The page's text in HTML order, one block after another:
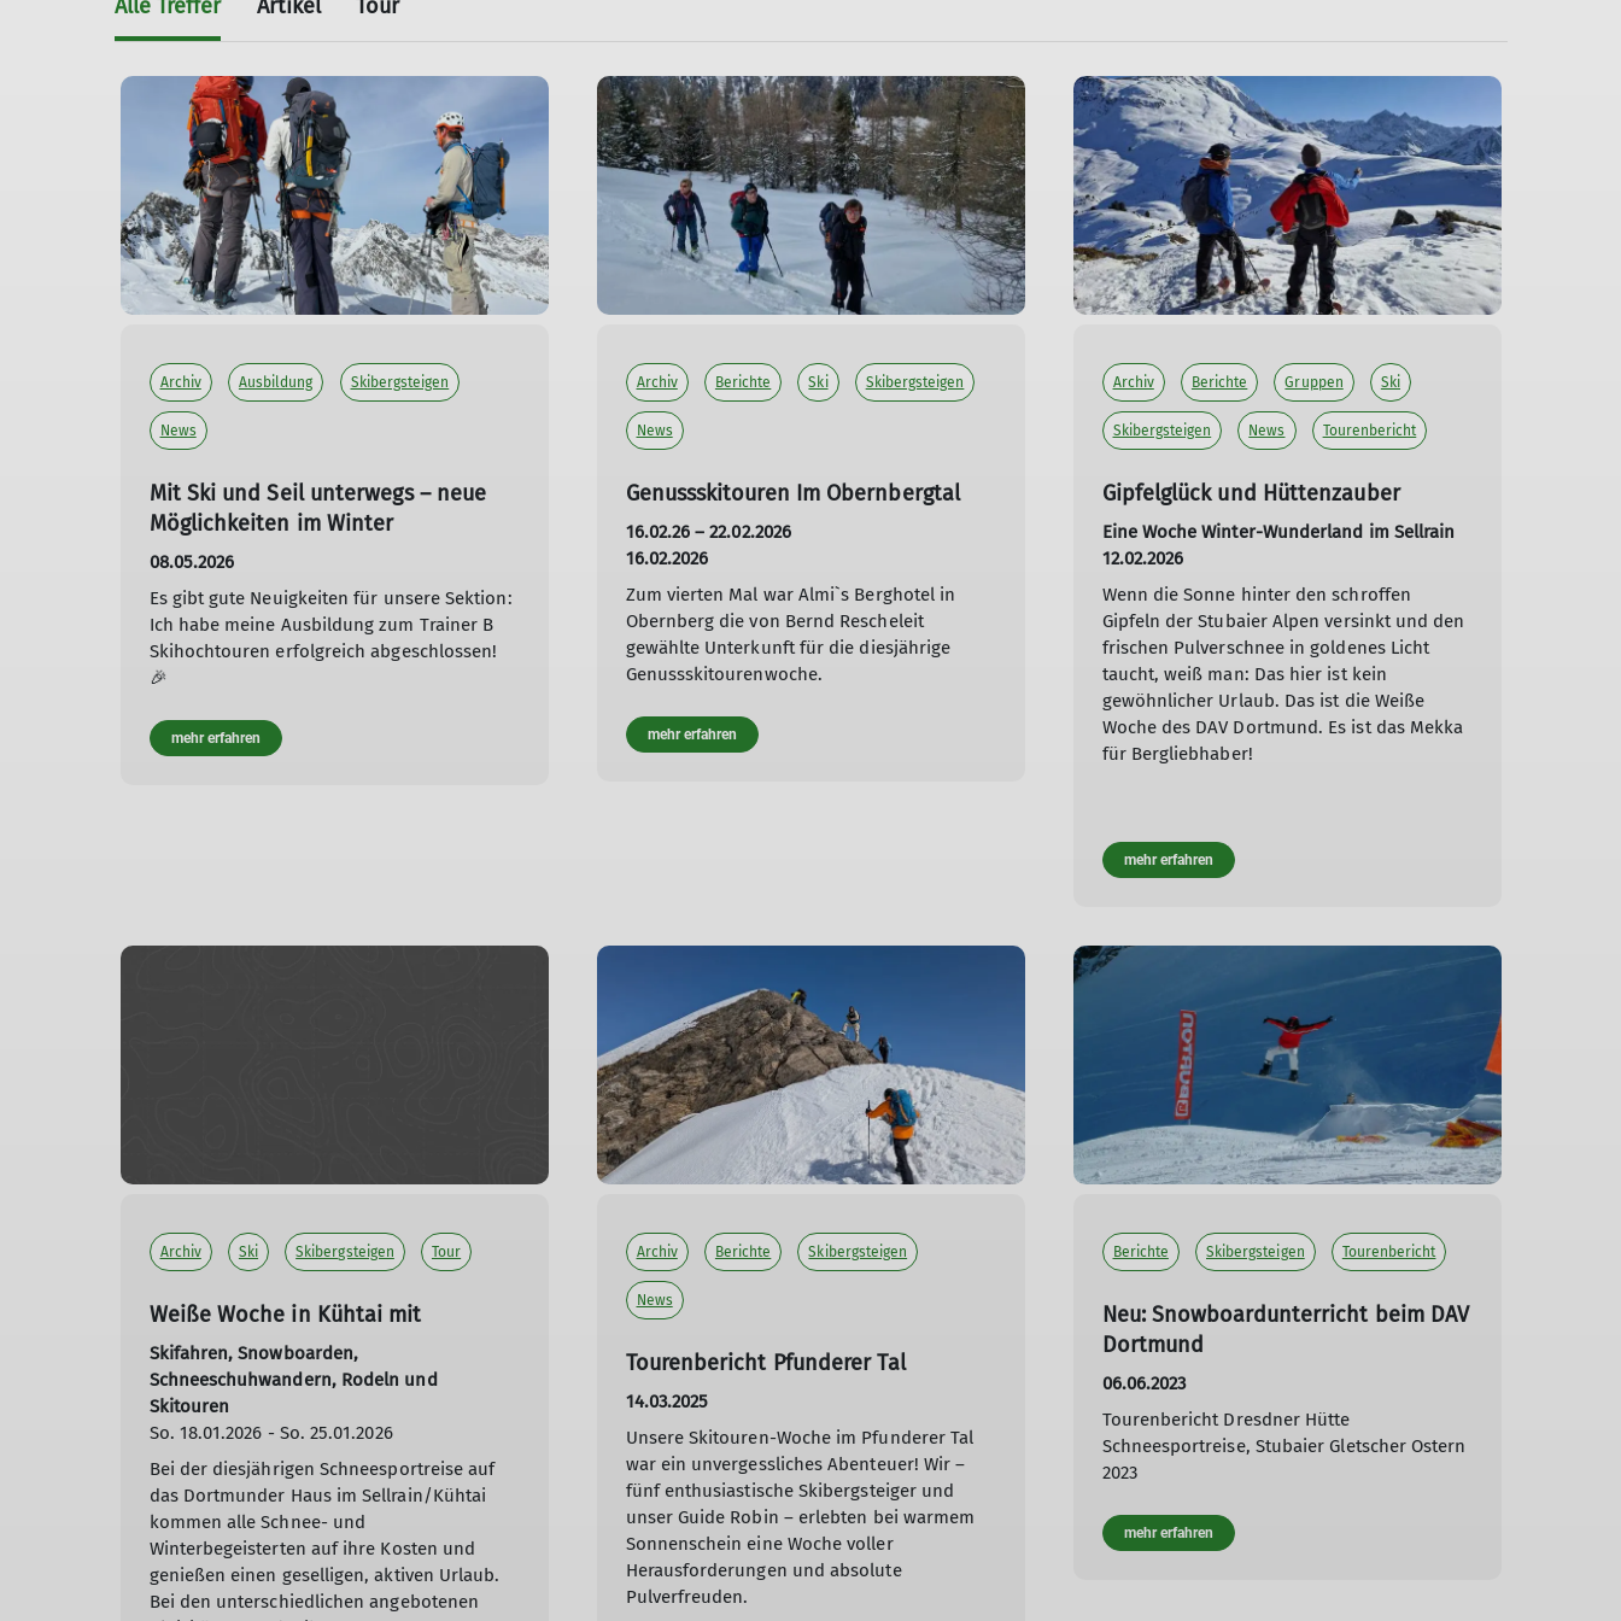
Alle Treffer Artikel Tour
Archiv Ausbildung Skibergsteigen
News
Mit Ski und Seil unterwegs – neue
Möglichkeiten im Winter
08.05.2026
Es gibt gute Neuigkeiten für unsere Sektion:
Ich habe meine Ausbildung zum Trainer B
Skihochtouren erfolgreich abgeschlossen!
🎉
mehr erfahren
Archiv Berichte Ski Skibergsteigen
News
Genussskitouren Im Obernbergtal
16.02.26 – 22.02.2026
16.02.2026
Zum vierten Mal war Almi`s Berghotel in
Obernberg die von Bernd Rescheleit
gewählte Unterkunft für die diesjährige
Genussskitourenwoche.
mehr erfahren
Archiv Berichte Gruppen Ski
Skibergsteigen News Tourenbericht
Gipfelglück und Hüttenzauber
Eine Woche Winter-Wunderland im Sellrain
12.02.2026
Wenn die Sonne hinter den schroffen
Gipfeln der Stubaier Alpen versinkt und den
frischen Pulverschnee in goldenes Licht
taucht, weiß man: Das hier ist kein
gewöhnlicher Urlaub. Das ist die Weiße
Woche des DAV Dortmund. Es ist das Mekka
für Bergliebhaber!
mehr erfahren
Archiv Ski Skibergsteigen Tour
Weiße Woche in Kühtai mit
Skifahren, Snowboarden,
Schneeschuhwandern, Rodeln und
Skitouren
So. 18.01.2026 - So. 25.01.2026
Bei der diesjährigen Schneesportreise auf
das Dortmunder Haus im Sellrain/Kühtai
kommen alle Schnee- und
Winterbegeisterten auf ihre Kosten und
genießen einen geselligen, aktiven Urlaub.
Bei den unterschiedlichen angebotenen
Archiv Berichte Skibergsteigen
News
Tourenbericht Pfunderer Tal
14.03.2025
Unsere Skitouren-Woche im Pfunderer Tal
war ein unvergessliches Abenteuer! Wir –
fünf enthusiastische Skibergsteiger und
unser Guide Robin – erlebten bei warmem
Sonnenschein eine Woche voller
Herausforderungen und absolute
Pulverfreuden.
Berichte Skibergsteigen Tourenbericht
Neu: Snowboardunterricht beim DAV
Dortmund
06.06.2023
Tourenbericht Dresdner Hütte
Schneesportreise, Stubaier Gletscher Ostern
2023
mehr erfahren